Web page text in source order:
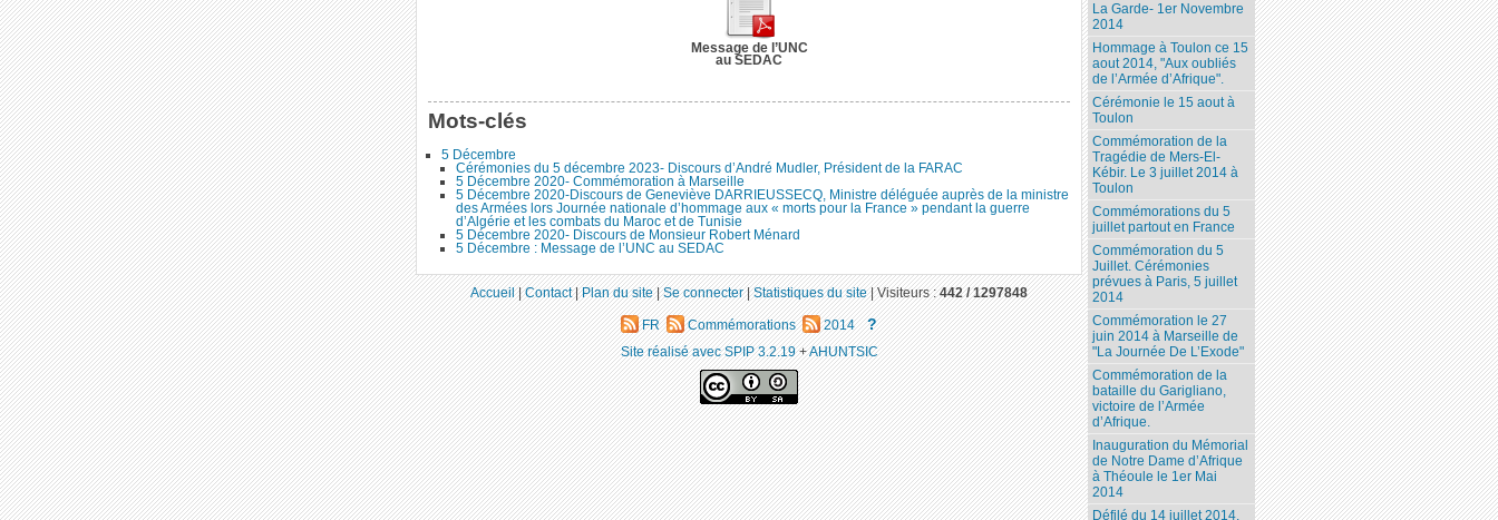
Message de l’UNC
au SEDAC
Mots-clés
5 Décembre
Cérémonies du 5 décembre 2023- Discours d’André Mudler, Président de la FARAC
5 Décembre 2020- Commémoration à Marseille
5 Décembre 2020-Discours de Geneviève DARRIEUSSECQ, Ministre déléguée auprès de la ministre
des Armées lors Journée nationale d’hommage aux « morts pour la France » pendant la guerre
d’Algérie et les combats du Maroc et de Tunisie
5 Décembre 2020- Discours de Monsieur Robert Ménard
5 Décembre : Message de l’UNC au SEDAC
La Garde- 1er Novembre
2014
Hommage à Toulon ce 15
aout 2014, "Aux oubliés
de l’Armée d’Afrique".
Cérémonie le 15 aout à
Toulon
Commémoration de la
Tragédie de Mers-El-
Kébir. Le 3 juillet 2014 à
Toulon
Commémorations du 5
juillet partout en France
Commémoration du 5
Juillet. Cérémonies
prévues à Paris, 5 juillet
2014
Commémoration le 27
juin 2014 à Marseille de
"La Journée De L’Exode"
Commémoration de la
bataille du Garigliano,
victoire de l’Armée
d’Afrique.
Inauguration du Mémorial
de Notre Dame d’Afrique
à Théoule le 1er Mai
2014
Défilé du 14 juillet 2014.
Accueil|Contact|Plan du site|Se connecter|Statistiques du site|Visiteurs :442 / 1297848
FR Commémorations 2014 ?
Site réalisé avec SPIP 3.2.19+AHUNTSIC